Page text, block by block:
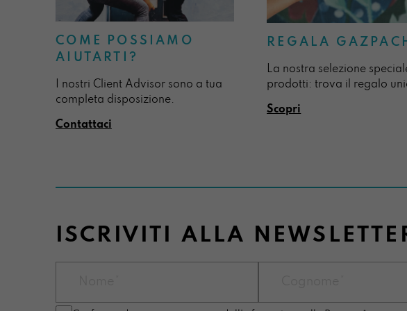
COME POSSIAMO
AIUTARTI?
I nostri Client Advisor sono a tua
completa disposizione.
Contattaci
REGALA
La nostra selezione
prodotti: trova il regalo
Scopri
ISCRIVITI ALLA